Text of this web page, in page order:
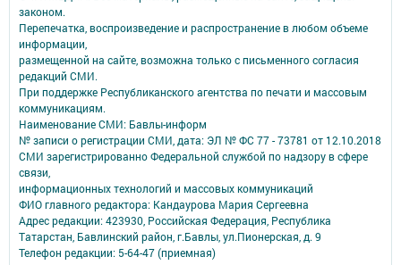
законом.
Перепечатка, воспроизведение и распространение в любом объеме
информации,
размещенной на сайте, возможна только с письменного согласия
редакций СМИ.
При поддержке Республиканского агентства по печати и массовым
коммуникациям.
Наименование СМИ: Бавлы-информ
№ записи о регистрации СМИ, дата: ЭЛ № ФС 77 - 73781 от 12.10.2018
СМИ зарегистрированно Федеральной службой по надзору в сфере
связи,
информационных технологий и массовых коммуникаций
ФИО главного редактора: Кандаурова Мария Сергеевна
Адрес редакции: 423930, Российская Федерация, Республика
Татарстан, Бавлинский район, г.Бавлы, ул.Пионерская, д. 9
Телефон редакции: 5-64-47 (приемная)